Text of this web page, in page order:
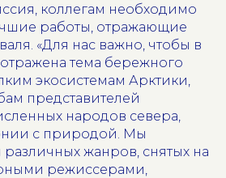
коллегам необходимо
работы, отражающие
«Для нас важно, чтобы в
тема бережного
экосистемам Арктики,
представителей
народов севера,
с природой. Мы
жанров, снятых на
режиссерами,